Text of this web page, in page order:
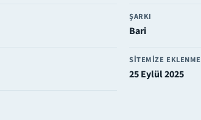
ŞARKI
Bari
SITEMIZE EKLENME
25 Eylül 2025